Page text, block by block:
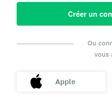
Créer un
Ou
vous
Apple